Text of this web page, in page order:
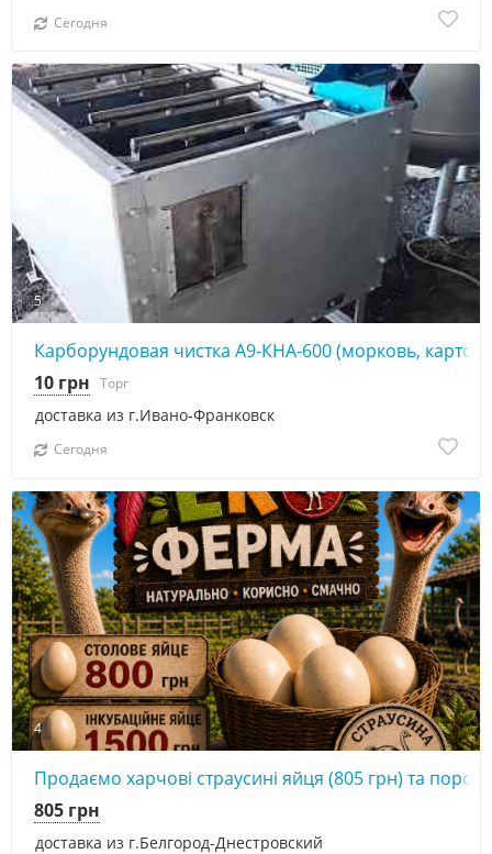
Сегодня
5
Карборундовая чистка А9-КНА-600 (морковь,
доставка из г.Ивано-Франковск
10 грн Торг
Сегодня
4
Продаємо харчові страусині яйця (805 грн) та
доставка из г.Белгород-Днестровский
805 грн